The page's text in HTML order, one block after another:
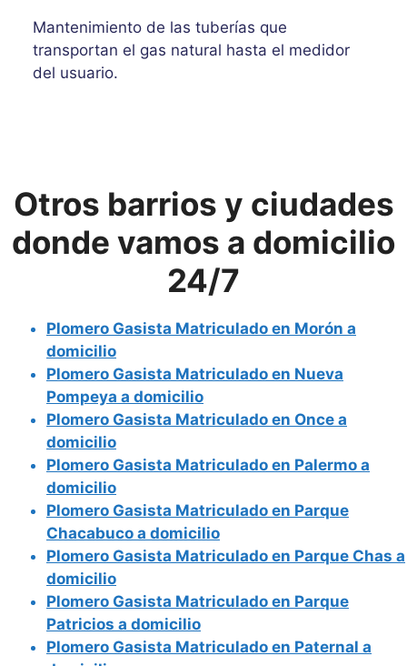
Mantenimiento de las tuberías que
transportan el gas natural hasta el medidor
del usuario.
Otros barrios y ciudades
donde vamos a domicilio
24/7
Plomero Gasista Matriculado en Morón a
domicilio
Plomero Gasista Matriculado en Nueva
Pompeya a domicilio
Plomero Gasista Matriculado en Once a
domicilio
Plomero Gasista Matriculado en Palermo a
domicilio
Plomero Gasista Matriculado en Parque
Chacabuco a domicilio
Plomero Gasista Matriculado en Parque Chas a
domicilio
Plomero Gasista Matriculado en Parque
Patricios a domicilio
Plomero Gasista Matriculado en Paternal a